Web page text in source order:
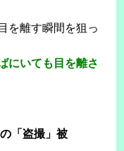
を離す瞬間を狙っ
にいても目を離さ
「盗撮」被